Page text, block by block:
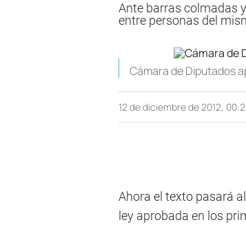
Ante barras colmadas
entre personas del
Cámara de Diputados
12 de diciembre de 2012,
Ahora el texto pasará
ley aprobada en los